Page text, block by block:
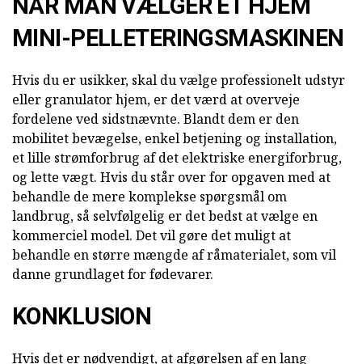
MINI-PELLETERINGSMASKINEN
Hvis du er usikker, skal du vælge professionelt udstyr
eller granulator hjem, er det værd at overveje
fordelene ved sidstnævnte. Blandt dem er den
mobilitet bevægelse, enkel betjening og installation,
et lille strømforbrug af det elektriske energiforbrug,
og lette vægt. Hvis du står over for opgaven med at
behandle de mere komplekse spørgsmål om
landbrug, så selvfølgelig er det bedst at vælge en
kommerciel model. Det vil gøre det muligt at
behandle en større mængde af råmaterialet, som vil
danne grundlaget for fødevarer.
KONKLUSION
Hvis det er nødvendigt, at afgørelsen af en lang